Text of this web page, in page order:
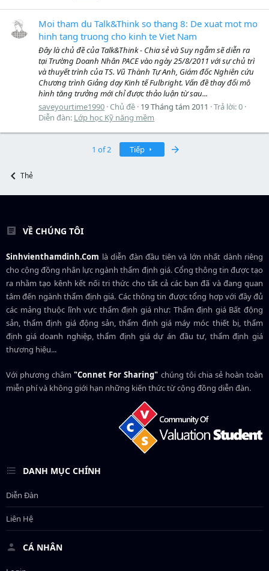
Moi tham du Talk&Think so thang 8: De xuat mot mo
hinh tang truong cho kinh te Viet Nam
Đây là chủ đề của Talk&Think - Chia sẻ và Suy ngẫm sẽ diễn ra
tại Trường Doanh Nhân PACE vào ngày 25/8/2011 với sự chủ trì
và thuyết trình của TS. Vũ Thành Tự Anh, Giám đốc Nghiên cứu
Chương trình Giảng dạy Kinh tế Fulbright. Vấn đề thay đổi mô
hình tăng trưởng mới chỉ được thảo luận từ sau...
saveyourtime1990 Chủ đề 19 Tháng tám 2011
Trả lời: 0
Diễn đàn: Lớp học Kỹ năng mềm
1 of 2 Tiếp
Thẻ
VỀ CHÚNG TÔI
Sinhvienthamdinh.Com là diễn đàn đầu tiên và lớn nhất dành riêng
cho cộng đồng nhân lực ngànhthẩm định giá. Cổng thông tin được tạo
ra nhằm tạo kênh kết nối tri thức cho tất cả các bạn đã và đang quan
tâm đến ngành thẩm định giá. Các thông tin được tổng hợp với đầy đủ
các mảng thuộc lĩnh vực thẩm định giá như: Thẩm định giá Bất động
sản, thẩm định giá động sản, thẩm định giá máy móc thiết bị, thẩm
định giá doanh nghiệp, thẩm định giá dự án đầu tư, thẩm định giá
thương hiệu...
Với phương châm"Connet For Sharing" chúng tôi chia sẻ hoàn toàn
miễn phí và không giới hạn những kiến thức từ cộng đồng diễn đàn.
DANH MỤC CHÍNH
Diễn Đàn
Liên Hệ
CÁ NHÂN